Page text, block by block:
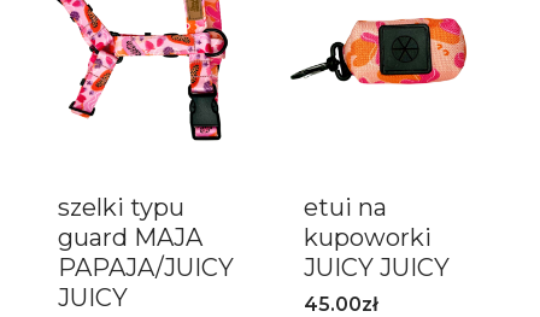
szelki typu
guard MAJA
PAPAJA/JUICY
JUICY
etui na
kupoworki
JUICY JUICY
45.00zł